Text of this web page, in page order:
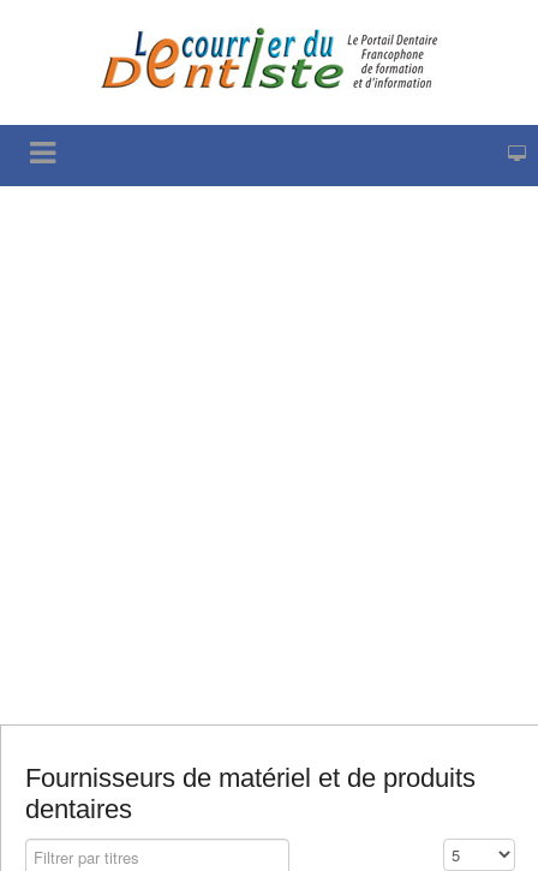
Fournisseurs de matériel et de produits
dentaires
Filtrer par titres Affichage #